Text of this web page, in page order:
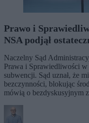
Prawo i
NSA podjął
Naczelny Sąd
Prawa i Sprawiedliwości
subwencji. Sąd uznał, że
bezczynności, blokując
mówią o bezdyskusyjnym